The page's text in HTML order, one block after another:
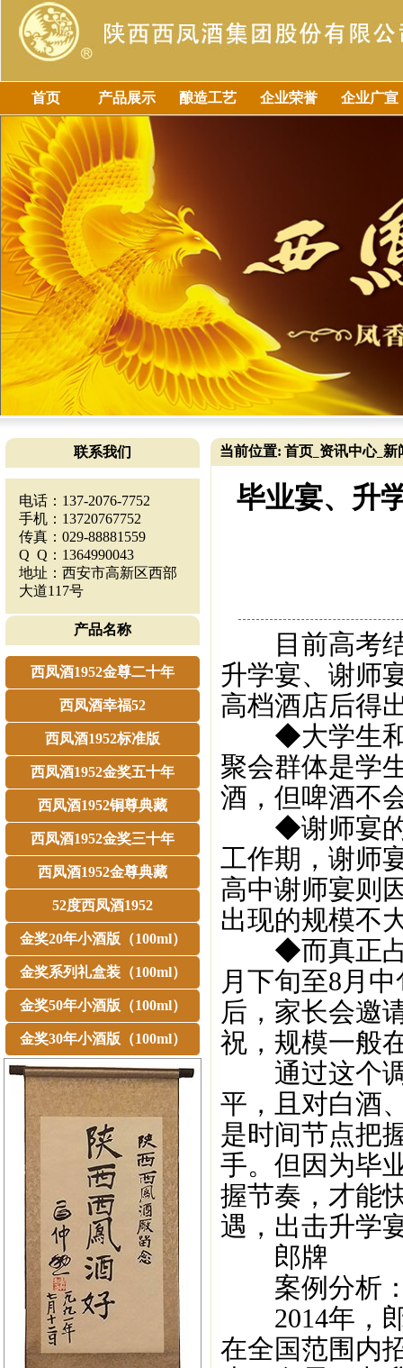
首页 产品展示 酿造工艺 企业荣誉 企业广宣
联系我们
电话：137-2076-7752
手机：13720767752
传真：029-88881559
Q Q：1364990043
地址：西安市高新区西部
大道117号
产品名称
西凤酒1952金尊二十年
西凤酒幸福52
西凤酒1952标准版
西凤酒1952金奖五十年
西凤酒1952铜尊典藏
西凤酒1952金奖三十年
西凤酒1952金尊典藏
52度西凤酒1952
金奖20年小酒版（100ml）
金奖系列礼盒装（100ml）
金奖50年小酒版（100ml）
金奖30年小酒版（100ml）
当前位置: 首页 资讯中心_ 新
毕业宴、升
目前高考结
升学宴、谢师
高档酒店后得
◆大学生和
聚会群体是学
酒，但啤酒不
◆谢师宴的
工作期，谢师
高中谢师宴则
出现的规模不
◆而真正占
月下旬至8月
后，家长会邀
祝，规模一般
通过这个调
平，且对白酒
是时间节点把
手。但因为毕
握节奏，才能
遇，出击升学
郎牌
案例分析：
2014年，郎
在全国范围内